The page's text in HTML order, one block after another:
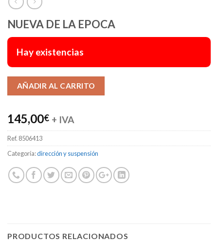
NUEVA DE LA EPOCA
Hay existencias
AÑADIR AL CARRITO
145,00€ + IVA
Ref. 8506413
Categoría:dirección y suspensión
PRODUCTOS RELACIONADOS